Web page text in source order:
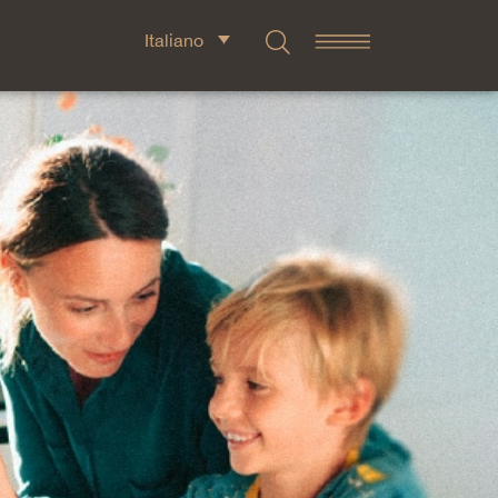
Italiano